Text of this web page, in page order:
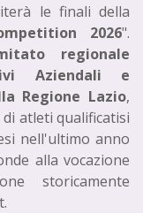
le finali della
2026".
regionale
Aziendali e
Regione Lazio,
atleti qualificatisi
nell'ultimo anno
alla vocazione
storicamente